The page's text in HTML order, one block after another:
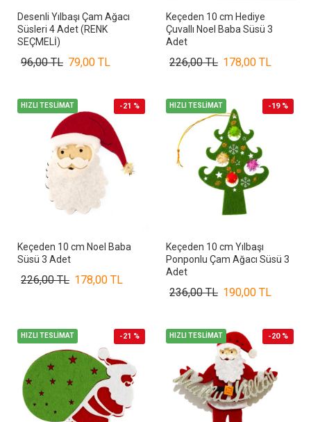
Desenli Yılbaşı Çam Ağacı
Süsleri 4 Adet (RENK
SEÇMELİ)
79,00 TL
96,00 TL
Keçeden 10 cm Hediye
Çuvallı Noel Baba Süsü 3
Adet
178,00 TL
226,00 TL
HIZLI TESLİMAT -21 %
Keçeden 10 cm Noel Baba
Süsü 3 Adet
178,00 TL
226,00 TL
HIZLI TESLİMAT -19 %
Keçeden 10 cm Yılbaşı
Ponponlu Çam Ağacı Süsü 3
Adet
190,00 TL
236,00 TL
HIZLI TESLİMAT -21 % HIZLI TESLİMAT -20 %